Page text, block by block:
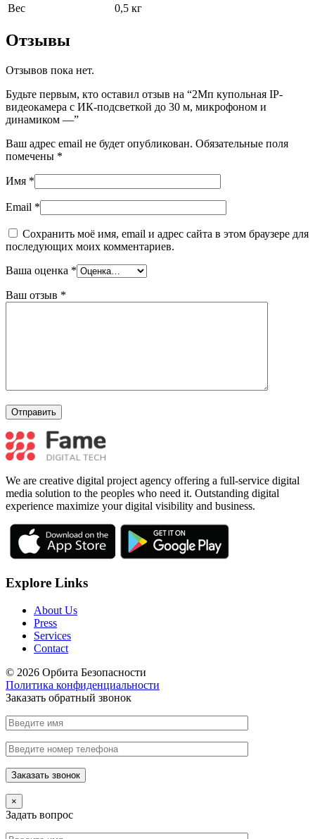
Вес 0,5 кг
Отзывы
Отзывов пока нет.
Будьте первым, кто оставил отзыв на “2Мп купольная IP-
видеокамера с ИК-подсветкой до 30 м, микрофоном и
динамиком —”
Ваш адрес email не будет опубликован. Обязательные поля
помечены *
Имя *
Email *
Сохранить моё имя, email и адрес сайта в этом браузере для
последующих моих комментариев.
Ваша оценка *
Ваш отзыв *
We are creative digital project agency offering a full-service digital
media solution to the peoples who need it. Outstanding digital
experience maximize your digital visibility and business.
Explore Links
About Us
Press
Services
Contact
© 2026 Орбита Безопасности
Политика конфиденциальности
Заказать обратный звонок
×
Задать вопрос